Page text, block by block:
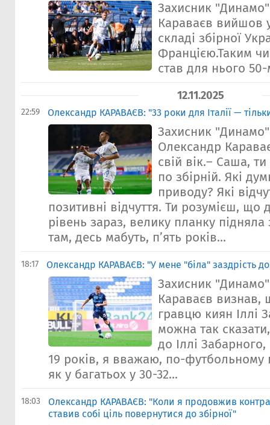
Захисник
Караваєв вийшов
складі збірної
Францією.Таким
став для нього
12.11.2025
22:59 Олександр КАРАВАЄВ: "33 роки для Італії —
Захисник "Динамо"
Олександр
свій вік.– Саша,
по збірній. Які
приводу? Які
позитивні відчуття. Ти розумієш, що
рівень зараз, велику планку підняла
там, десь мабуть, п’ять років...
18:17 Олександр КАРАВАЄВ: "У мене "біла" заздрість до
Захисник
Караваєв визнав,
гравцю киян Іллі
можна так
до Іллі
19 років, я вважаю, по-футбольному
як у багатьох у 30-32...
18:03
Олександр КАРАВАЄВ: "Коли я продовжив
ставив собі ціль повернутися до збірної"